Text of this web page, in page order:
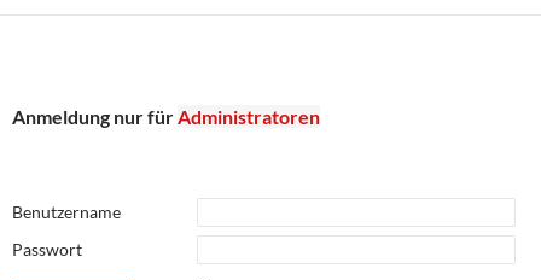
Anmeldung nur fürAdministratoren
Benutzername
Passwort